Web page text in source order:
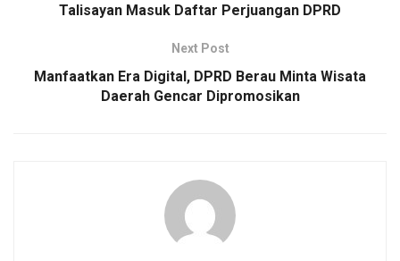
Talisayan Masuk Daftar Perjuangan DPRD
Next Post
Manfaatkan Era Digital, DPRD Berau Minta Wisata
Daerah Gencar Dipromosikan